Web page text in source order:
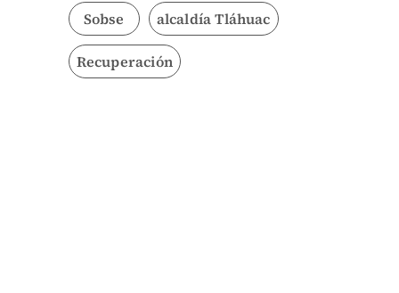
Sobse alcaldía Tláhuac
Recuperación